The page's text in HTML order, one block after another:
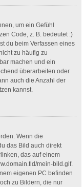
um ein Gefühl
Code, z. B. bedeutet :)
du beim Verfassen eines
zu häufig zu
machen und ein
überarbeiten oder
auch die Anzahl der
kannst.
Wenn die
das Bild auch direkt
das auf einem
mein-bild.gif.
eigenen PC befinden
zu Bildern, die nur